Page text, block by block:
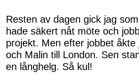
Resten av dagen gick jag
hade säkert nåt möte och
projekt. Men efter jobbet åkte
och Malin till London. Sen
en långhelg. Så kul!